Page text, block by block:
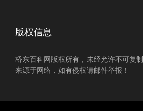
版权信息
桥东百科网版权所有，未经允许不可复
来源于网络，如有侵权请邮件举报！